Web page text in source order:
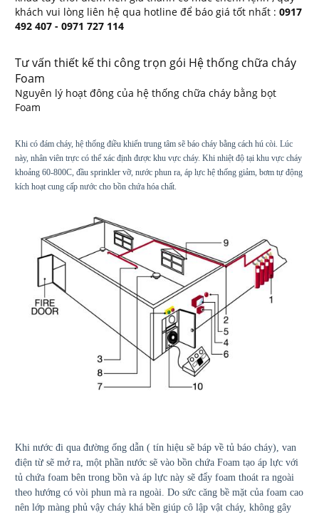
khách vui lòng liên hệ qua hotline để báo giá tốt nhất :0917
492 407 - 0971 727 114
Tư vấn thiết kế thi công trọn gói Hệ thống chữa cháy
Foam
Nguyên lý hoạt đông của hệ thống chữa cháy bằng bọt
Foam
Khi có đám cháy, hệ thống điều khiển trung tâm sẽ báo cháy bằng cách hú còi. Lúc
này, nhân viên trực có thể xác định được khu vực cháy. Khi nhiệt độ tại khu vực cháy
khoảng 60-800C, đầu sprinkler vỡ, nước phun ra, áp lực hệ thống giảm, bơm tự động
kích hoạt cung cấp nước cho bồn chứa hóa chất.
Khi nước đi qua đường ống dẫn ( tín hiệu sẽ báp về tủ báo cháy), van
điện từ sẽ mở ra, một phần nước sẽ vào bồn chứa Foam tạo áp lực với
tủ chứa foam bên trong bồn và áp lực này sẽ đẩy foam thoát ra ngoài
theo hướng có vòi phun mà ra ngoài. Do sức căng bề mặt của foam cao
nên lớp màng phủ vậy cháy khá bền giúp cô lập vật cháy, không gây